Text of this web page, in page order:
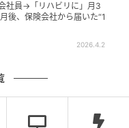
社員→「リハビリに」月3
後、保険会社から届いた“1
2026.4.2